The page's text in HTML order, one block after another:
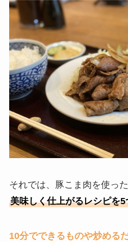
それでは、豚こま肉を使っ
美味しく仕上がるレシピを5
10分でできるものや炒める